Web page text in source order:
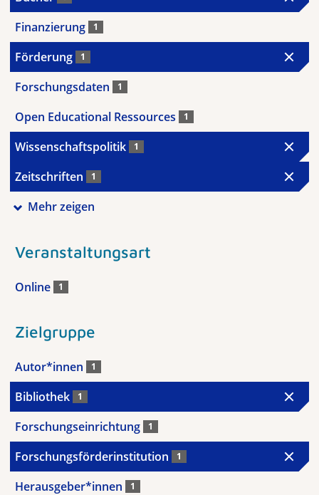
Finanzierung 1
Förderung 1
Forschungsdaten 1
Open Educational Ressources 1
Wissenschaftspolitik 1
Zeitschriften 1
Mehr zeigen
Veranstaltungsart
Online 1
Zielgruppe
Autor*innen 1
Bibliothek 1
Forschungseinrichtung 1
Forschungsförderinstitution 1
Herausgeber*innen 1